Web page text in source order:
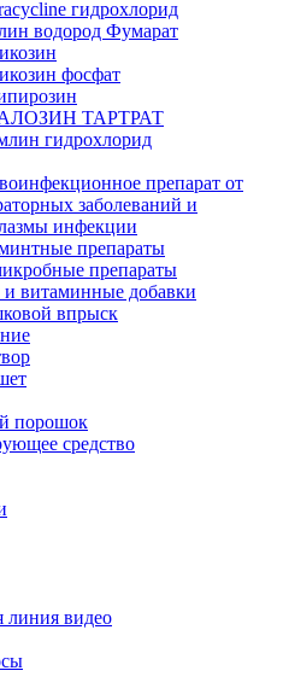
гидрохлорид
водород Фумарат
фосфат
ТАРТРАТ
гидрохлорид
препарат от
заболеваний и
инфекции
препараты
препараты
витаминные добавки
впрыск
порошок
средство
линия видео